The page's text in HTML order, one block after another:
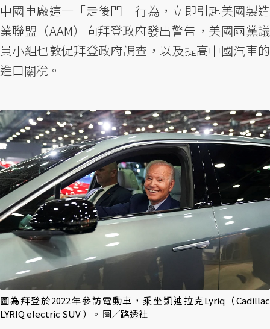
中國車廠這一「走後門」行為，立即引起美國製造
業聯盟（AAM）向拜登政府發出警告，美國兩黨議
員小組也敦促拜登政府調查，以及提高中國汽車的
進口關稅。
圖為拜登於2022年參訪電動車，乘坐凱迪拉克Lyriq（Cadillac
LYRIQ electric SUV ）。 圖／路透社